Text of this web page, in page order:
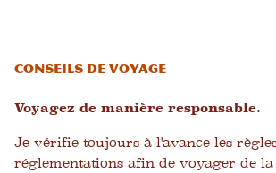
Conseils de voyage
Voyagez de manière responsable.
Je vérifie toujours à l'avance les
réglementations afin de voyager de